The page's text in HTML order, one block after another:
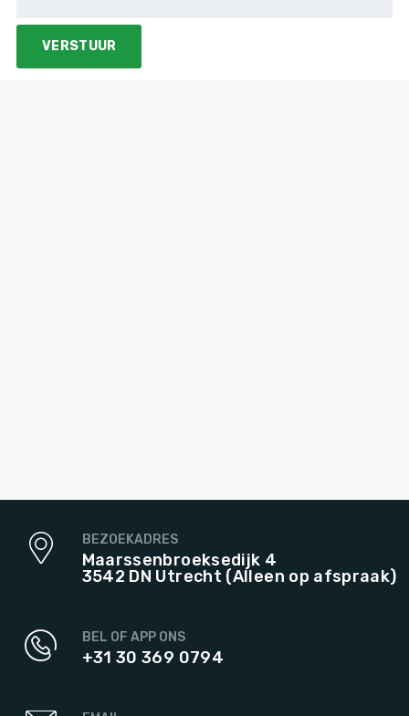
BEZOEKADRES
Maarssenbroeksedijk 4
3542 DN Utrecht (Alleen op afspraak)
BEL OF APP ONS
+31 30 369 0794